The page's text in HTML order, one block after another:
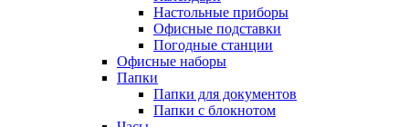
Настольные приборы
Офисные подставки
Погодные станции
Офисные наборы
Папки
Папки для документов
Папки с блокнотом